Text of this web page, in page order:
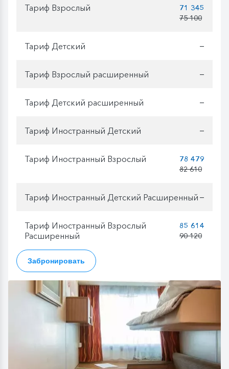
Тариф Взрослый
71 345
75 100
Тариф Детский —
Тариф Взрослый расширенный —
Тариф Детский расширенный —
Тариф Иностранный Детский —
Тариф Иностранный Взрослый
78 479
82 610
Тариф Иностранный Детский Расширенный —
Тариф Иностранный Взрослый
Расширенный
85 614
90 120
Забронировать